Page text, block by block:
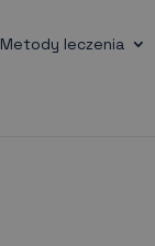
Metody leczenia